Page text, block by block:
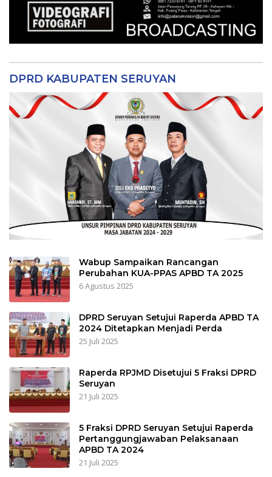
DPRD KABUPATEN SERUYAN
Wabup Sampaikan Rancangan
Perubahan KUA-PPAS APBD TA 2025
6 Agustus 2025
DPRD Seruyan Setujui Raperda APBD TA
2024 Ditetapkan Menjadi Perda
25 Juli 2025
Raperda RPJMD Disetujui 5 Fraksi DPRD
Seruyan
21 Juli 2025
5 Fraksi DPRD Seruyan Setujui Raperda
Pertanggungjawaban Pelaksanaan
APBD TA 2024
21 Juli 2025